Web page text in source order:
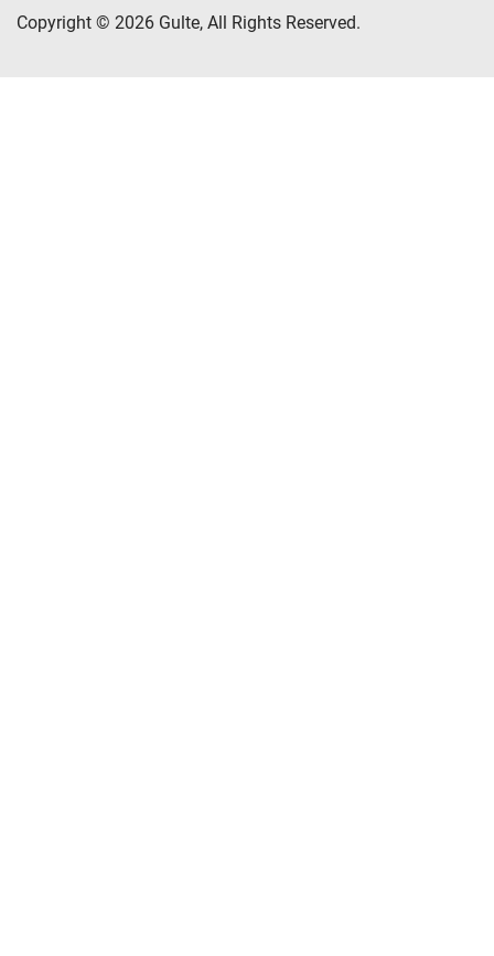
Copyright © 2026 Gulte, All Rights Reserved.